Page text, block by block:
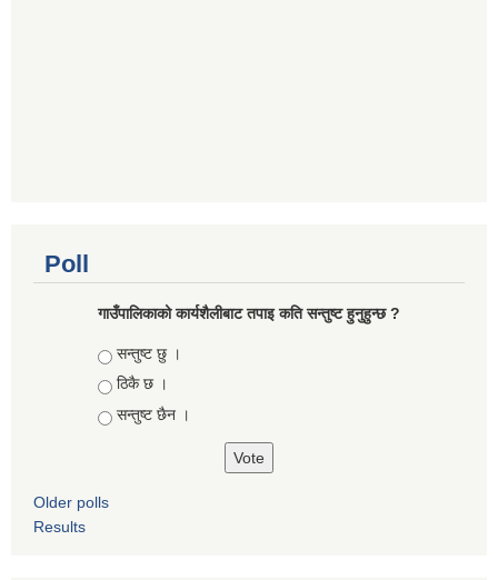
Poll
गाउँपालिकाको कार्यशैलीबाट तपाइ कति सन्तुष्ट हुनुहुन्छ ?
Choices
सन्तुष्ट छु ।
ठिकै छ ।
सन्तुष्ट छैन ।
Older polls
Results